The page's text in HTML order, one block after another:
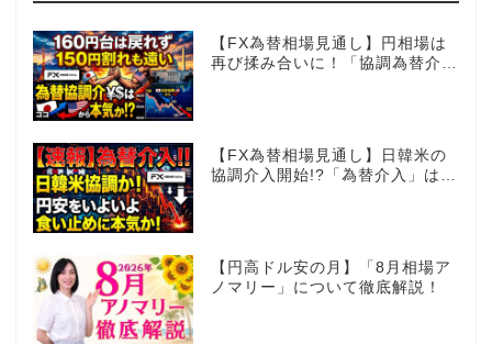
【FX為替相場見通し】円相場は
再び揉み合いに！「協調為替介
【FX為替相場見通し】日韓米の
協調介入開始!?「為替介入」はコ
【円高ドル安の月】「8月相場ア
ノマリー」について徹底解説！